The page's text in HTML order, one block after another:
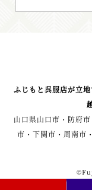
ふじもと呉服店が立
山口県山口市・防府
市・下関市・周南市